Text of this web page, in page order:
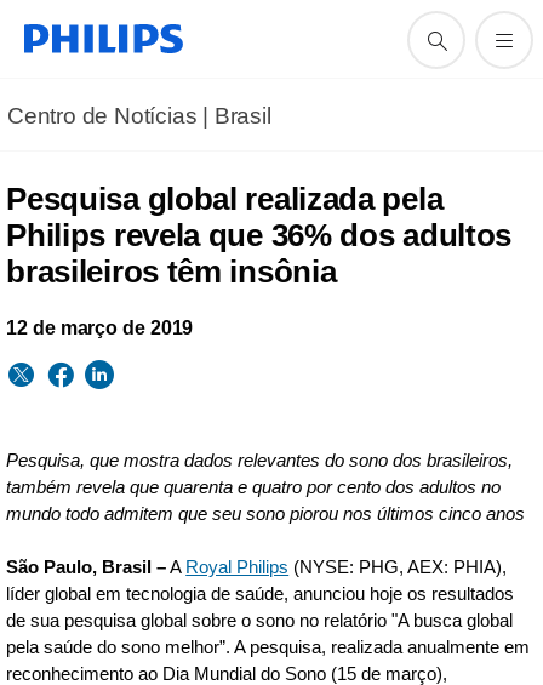
Centro de Notícias | Brasil
Pesquisa global realizada pela
Philips revela que 36% dos adultos
brasileiros têm insônia
12 de março de 2019
Pesquisa, que mostra dados relevantes do sono dos brasileiros,
também revela que quarenta e quatro por cento dos adultos no
mundo todo admitem que seu sono piorou nos últimos cinco anos
São Paulo, Brasil –A Royal Philips (NYSE: PHG, AEX: PHIA),
líder global em tecnologia de saúde, anunciou hoje os resultados
de sua pesquisa global sobre o sono no relatório "A busca global
pela saúde do sono melhor”. A pesquisa, realizada anualmente em
reconhecimento ao Dia Mundial do Sono (15 de março),